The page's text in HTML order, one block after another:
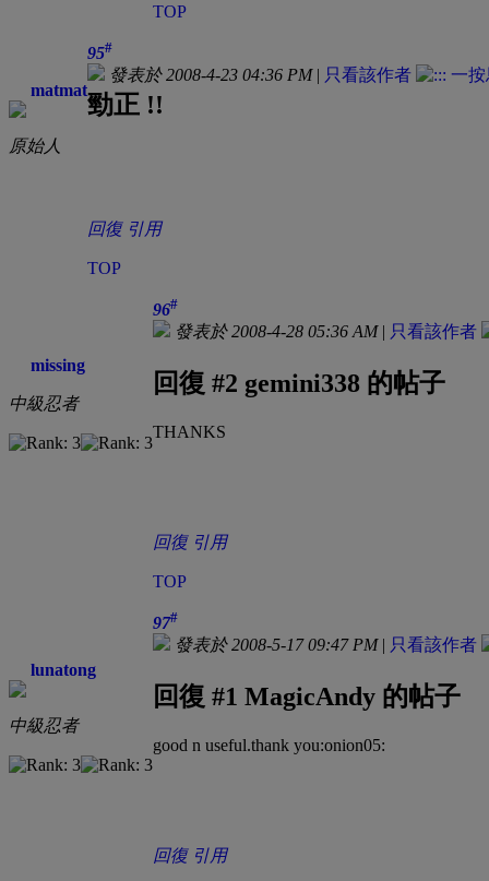
TOP
matmat
原始人
95#
發表於 2008-4-23 04:36 PM| 只看該作者
勁正 !!
回復 引用
TOP
missing
中級忍者
96#
發表於 2008-4-28 05:36 AM| 只看該作者
回復 #2 gemini338 的帖子
THANKS
回復 引用
TOP
lunatong
中級忍者
97#
發表於 2008-5-17 09:47 PM| 只看該作者
回復 #1 MagicAndy 的帖子
good n useful.thank you:onion05:
回復 引用